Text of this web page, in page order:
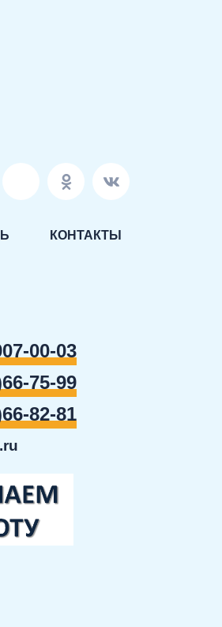
КОНТАКТЫ
00-03
75-99
82-81